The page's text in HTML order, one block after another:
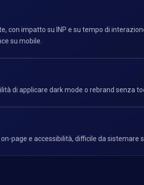
con impatto su INP e su tempo di
su mobile.
di applicare dark mode o rebrand senza
page e accessibilità, difficile da sistemare